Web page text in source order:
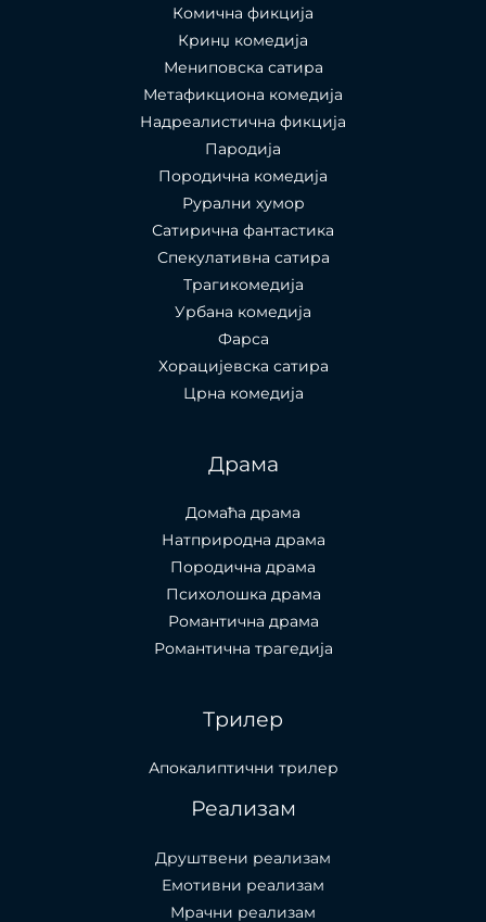
Комична фикција
Кринџ комедија
Мениповска сатира
Метафикциона комедија
Надреалистична фикција
Пародија
Породична комедија
Рурални хумор
Сатирична фантастика
Спекулативна сатира
Трагикомедија
Урбана комедија
Фарса
Хорацијевска сатира
Црна комедија
Драма
Домаћа драма
Натприродна драма
Породична драма
Психолошка драма
Романтична драма
Романтична трагедија
Трилер
Апокалиптични трилер
Реализам
Друштвени реализам
Емотивни реализам
Мрачни реализам